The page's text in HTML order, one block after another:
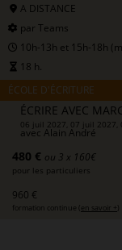
A DISTANCE
par Teams
10h-13h et 15h-18h
18 h.
ÉCOLE D'ÉCRITURE
ÉCRIRE AVEC
06 juil 2027, 07 juil
avec Alain André
480 € ou 3 x 160€
pour les particuliers
960 €
formation continue ( en savoir + )